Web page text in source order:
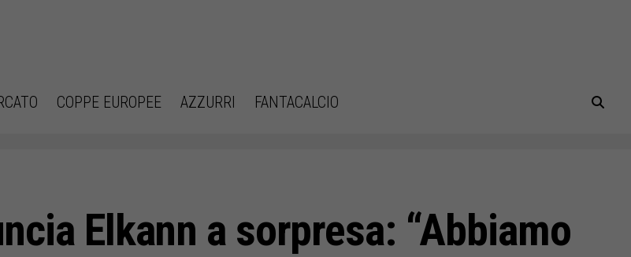
COPPE EUROPEE AZZURRI FANTACALCIO
Elkann a sorpresa: “Abbiamo